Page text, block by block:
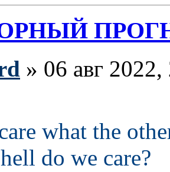
» 06 авг
what the
do we care?